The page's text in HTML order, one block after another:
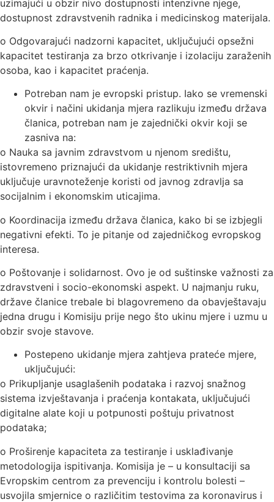
uzimajući u obzir nivo dostupnosti intenzivne njege,
dostupnost zdravstvenih radnika i medicinskog materijala.
o Odgovarajući nadzorni kapacitet, uključujući opsežni
kapacitet testiranja za brzo otkrivanje i izolaciju zaraženih
osoba, kao i kapacitet praćenja.
Potreban nam je evropski pristup. Iako se vremenski
okvir i načini ukidanja mjera razlikuju između država
članica, potreban nam je zajednički okvir koji se
zasniva na:
o Nauka sa javnim zdravstvom u njenom središtu,
istovremeno priznajući da ukidanje restriktivnih mjera
uključuje uravnoteženje koristi od javnog zdravlja sa
socijalnim i ekonomskim uticajima.
o Koordinacija između država članica, kako bi se izbjegli
negativni efekti. To je pitanje od zajedničkog evropskog
interesa.
o Poštovanje i solidarnost. Ovo je od suštinske važnosti za
zdravstveni i socio-ekonomski aspekt. U najmanju ruku,
države članice trebale bi blagovremeno da obavještavaju
jedna drugu i Komisiju prije nego što ukinu mjere i uzmu u
obzir svoje stavove.
Postepeno ukidanje mjera zahtjeva prateće mjere,
uključujući:
o Prikupljanje usaglašenih podataka i razvoj snažnog
sistema izvještavanja i praćenja kontakata, uključujući
digitalne alate koji u potpunosti poštuju privatnost
podataka;
o Proširenje kapaciteta za testiranje i usklađivanje
metodologija ispitivanja. Komisija je – u konsultaciji sa
Evropskim centrom za prevenciju i kontrolu bolesti –
usvojila smjernice o različitim testovima za koronavirus i